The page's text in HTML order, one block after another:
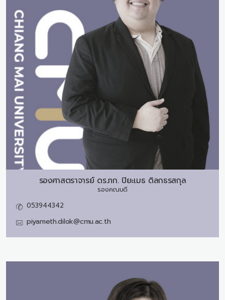
รองศาสตราจารย์ ดร.ภก. ปิยะเมธ ดิลกธรสกุล
รองคณบดี
053944342
piyameth.dilok@cmu.ac.th